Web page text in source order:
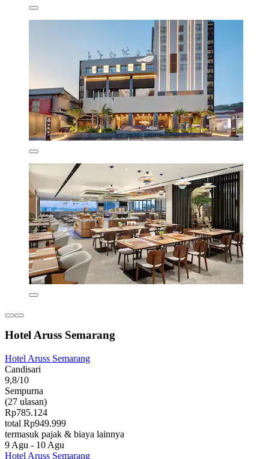
Hotel Aruss Semarang
Hotel Aruss Semarang
Candisari
9,8/10
Sempurna
(27 ulasan)
Rp785.124
total Rp949.999
termasuk pajak & biaya lainnya
9 Agu - 10 Agu
Hotel Aruss Semarang